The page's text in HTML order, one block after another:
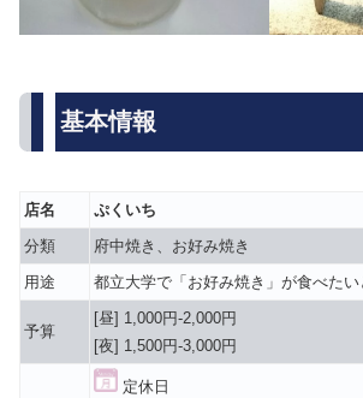
基本情報
店名
ぷくいち
分類
府中焼き、お好み焼き
用途
都立大学で「お好み焼き」が食べたい
予算
[昼] 1,000円-2,000円
[夜] 1,500円-3,000円
定休日